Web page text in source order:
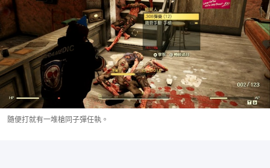
隨便打就有一堆槍同子彈任執。